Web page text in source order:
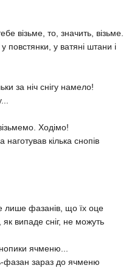
візьме, то, значить, візьме.
повстянки, у ватяні штани і
за ніч снігу намело!
Ходімо!
кілька снопів
лише фазанів, що їх оце
як випаде сніг, не можуть
ячменю...
фазан зараз до ячменю